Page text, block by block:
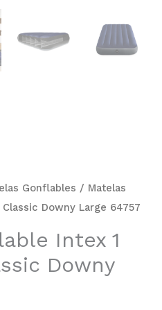
Gonflables / Matelas
Downy Large 64757
Intex 1
Downy